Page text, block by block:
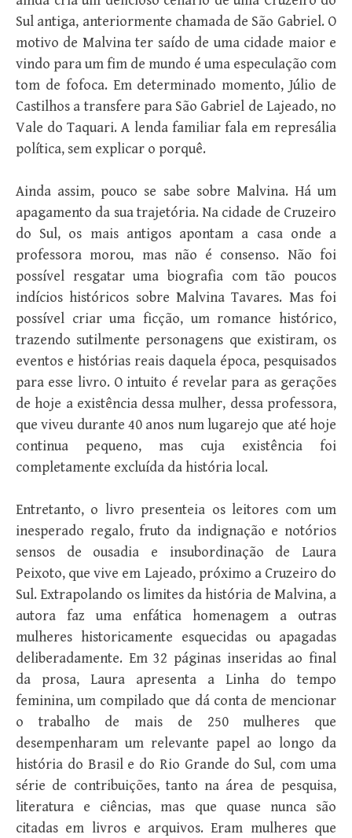
Sul antiga, anteriormente chamada de São Gabriel. O
motivo de Malvina ter saído de uma cidade maior e
vindo para um fim de mundo é uma especulação com
tom de fofoca. Em determinado momento, Júlio de
Castilhos a transfere para São Gabriel de Lajeado, no
Vale do Taquari. A lenda familiar fala em represália
política, sem explicar o porquê.
Ainda assim, pouco se sabe sobre Malvina. Há um
apagamento da sua trajetória. Na cidade de Cruzeiro
do Sul, os mais antigos apontam a casa onde a
professora morou, mas não é consenso. Não foi
possível resgatar uma biografia com tão poucos
indícios históricos sobre Malvina Tavares. Mas foi
possível criar uma ficção, um romance histórico,
trazendo sutilmente personagens que existiram, os
eventos e histórias reais daquela época, pesquisados
para esse livro. O intuito é revelar para as gerações
de hoje a existência dessa mulher, dessa professora,
que viveu durante 40 anos num lugarejo que até hoje
continua pequeno, mas cuja existência foi
completamente excluída da história local.
Entretanto, o livro presenteia os leitores com um
inesperado regalo, fruto da indignação e notórios
sensos de ousadia e insubordinação de Laura
Peixoto, que vive em Lajeado, próximo a Cruzeiro do
Sul. Extrapolando os limites da história de Malvina, a
autora faz uma enfática homenagem a outras
mulheres historicamente esquecidas ou apagadas
deliberadamente. Em 32 páginas inseridas ao final
da prosa, Laura apresenta a Linha do tempo
feminina, um compilado que dá conta de mencionar
o trabalho de mais de 250 mulheres que
desempenharam um relevante papel ao longo da
história do Brasil e do Rio Grande do Sul, com uma
série de contribuições, tanto na área de pesquisa,
literatura e ciências, mas que quase nunca são
citadas em livros e arquivos. Eram mulheres que